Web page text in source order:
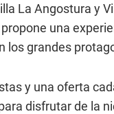
La Angostura y
una
los grandes
y una oferta
disfrutar de la